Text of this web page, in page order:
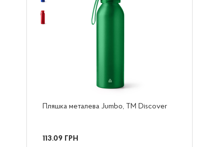
Пляшка металева Jumbo, TM Discover
113.09 ГРН